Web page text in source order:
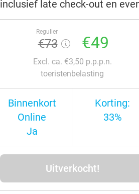
inclusief late check-out en
Regulier
€73 €49
Excl. ca. €3,50 p.p.p.n.
toeristenbelasting
Binnenkort
Online
Ja
Korting:
33%
Uitverkocht!